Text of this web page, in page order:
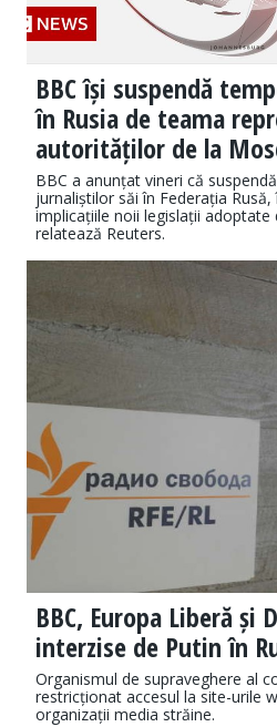
BBC își suspendă
în Rusia de teama
autorităților de la
BBC a anunțat vineri că
jurnaliștilor săi în Federația
implicațiile noii legislații
relatează Reuters.
BBC, Europa Liberă și
interzise de Putin în
Organismul de supraveghere al
restricționat accesul la site-urile
organizații media străine.